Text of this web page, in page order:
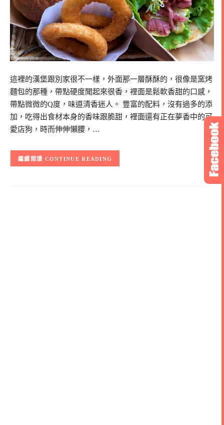
這裡的漢堡跟別家很不一樣，外面那一層酥酥的，很像是窯烤
麵包的那種，帶點硬度聞起來很香，裡面是鬆軟香甜的口感，
帶點微微的Q度，味道清香迷人。 豐富的配料，沒有過多的添
加，吃得出食材本身的香味跟脆甜，裡面還有正在夢香中的可
愛店狗，時而伸伸懶腰，…
CONTINUE READING